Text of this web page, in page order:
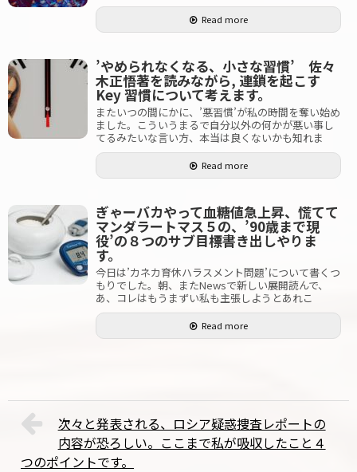
Read more
’やめられなくなる、小さな習慣’ 佐々
木正悟著を読みながら, 連鎖を起こす
Key 習慣について考えます。
またいつの間にかに、’悪習慣’が私の時間を奪い始め
ました。こういうまるで自分以外の何かが悪い事し
てるみたいな言い方、本当は良くないかも知れま
Read more
ぎゃーバカやって血糖値急上昇、慌てて
マンダラートマス５の、’90歳まで現
役’の８つのサブ目標書き出しやりま
す。
今日は’カネカ育休ハラスメント問題’について書くつ
もりでした。朝、またNewsで新しい展開読んで、
あ、コレはもうまずい私も主張しようとあれこ
Read more
次々と発表される、ロシア疑惑捜査レポートの
内容が恐ろしい。ここまで私が吸収したこと４
つのポイントです。